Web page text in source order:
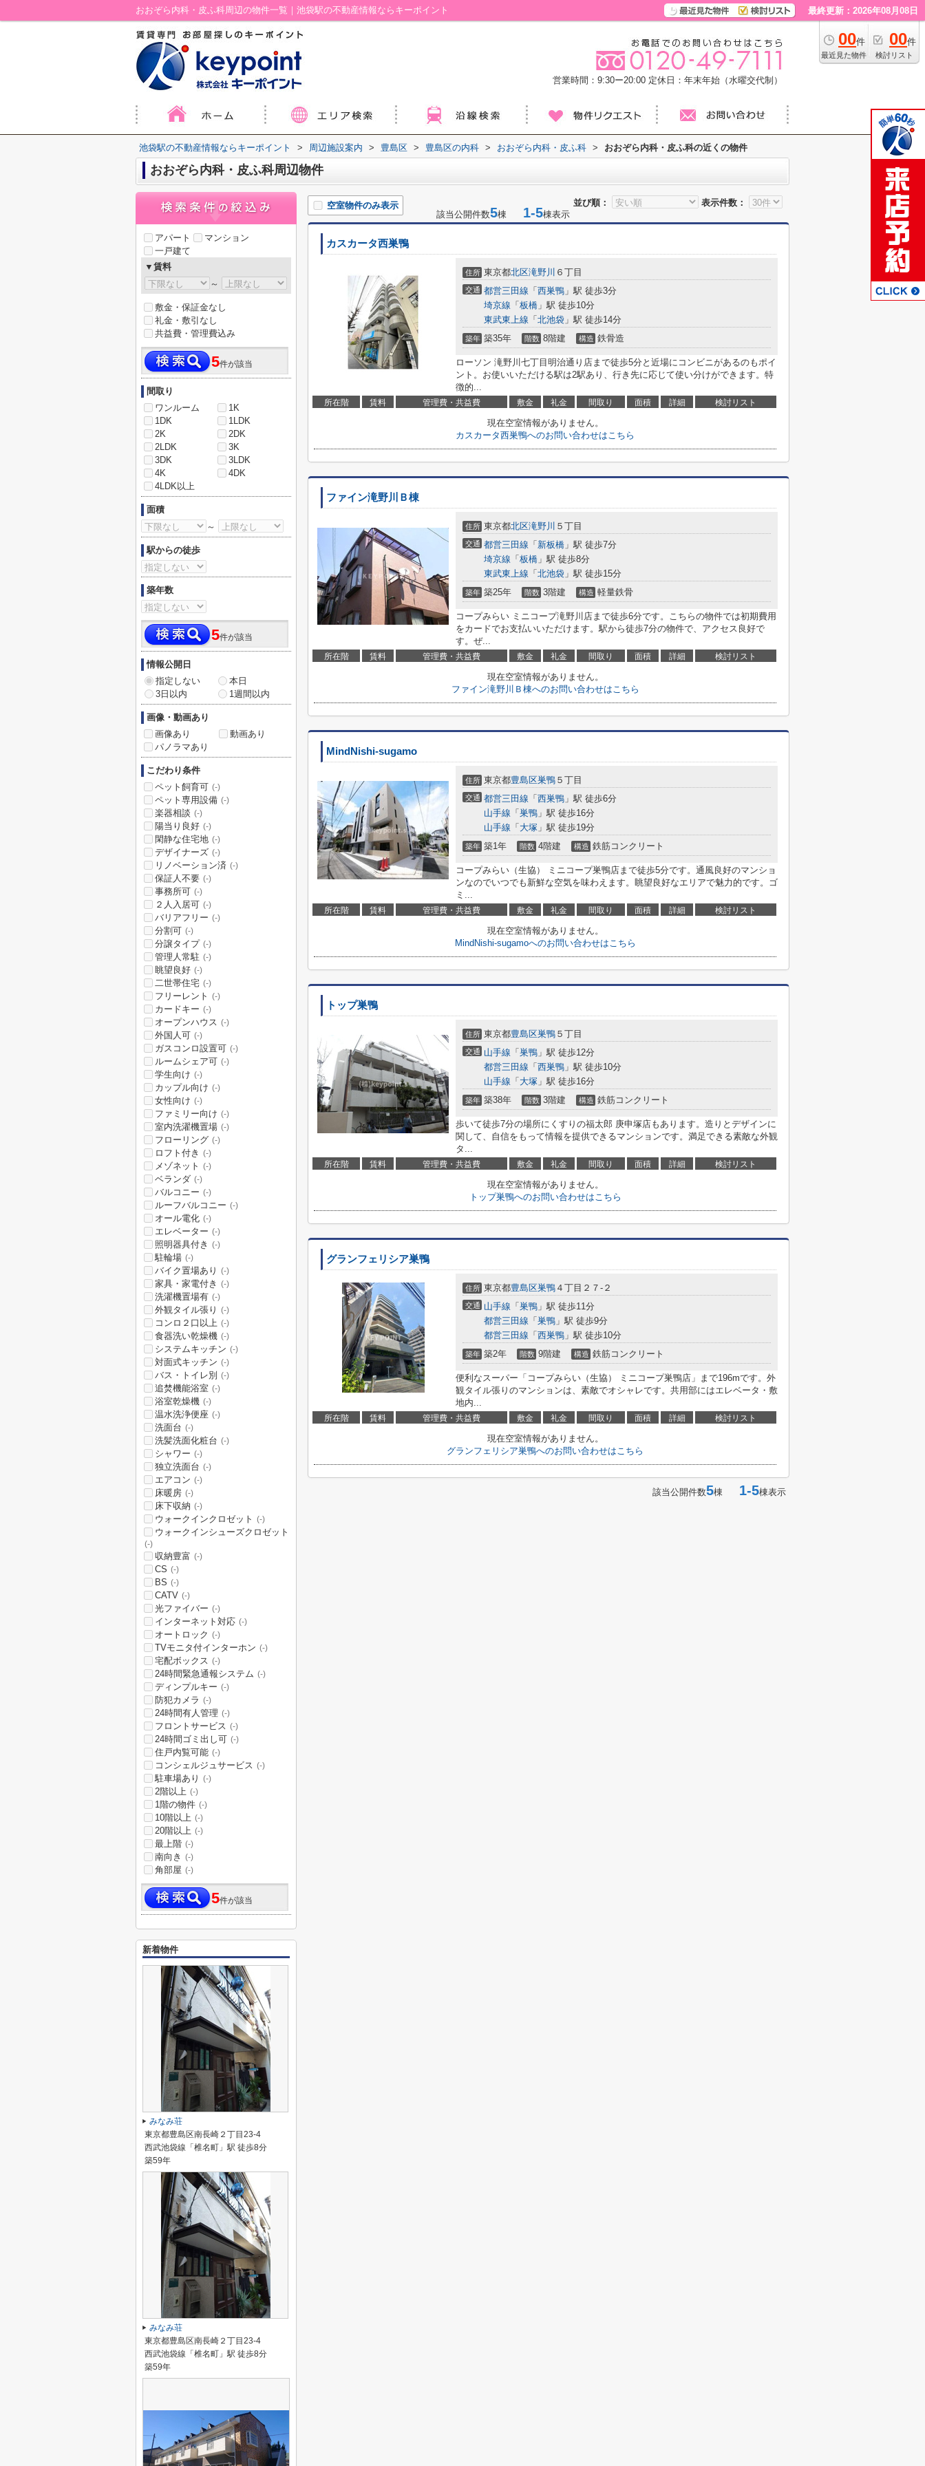
おおぞら内科・皮ふ科周辺の物件一覧｜池袋駅の不動産情報ならキーポイント 最終更新：2026年08月08日
00件
最近見た物件
00件
検討リスト
営業時間：9:30ー20:00 定休日：年末年始（水曜交代制）
池袋駅の不動産情報ならキーポイント > 周辺施設案内 > 豊島区 > 豊島区の内科 > おおぞら内科・皮ふ科 > おおぞら内科・皮ふ科の近くの物件
おおぞら内科・皮ふ科周辺物件
並び順： 表示件数：
空室物件のみ表示
該当公開件数5棟 1-5棟表示
カスカータ西巣鴨
住所 東京都北区滝野川 ６丁目
交通 都営三田線 「 西巣鴨 」駅 徒歩3分
埼京線 「 板橋 」駅 徒歩10分
東武東上線 「 北池袋 」駅 徒歩14分
築年 築35年 階数 8階建 構造 鉄骨造
ローソン 滝野川七丁目明治通り店まで徒歩5分と近場にコンビニがあるのもポイ
ント。お使いいただける駅は2駅あり、行き先に応じて使い分けができます。特
徴的...
所在階 賃料 管理費・共益費 敷金 礼金 間取り 面積 詳細 検討リスト
現在空室情報がありません。
カスカータ西巣鴨へのお問い合わせはこちら
ファイン滝野川Ｂ棟
住所 東京都北区滝野川 ５丁目
交通 都営三田線 「 新板橋 」駅 徒歩7分
埼京線 「 板橋 」駅 徒歩8分
東武東上線 「 北池袋 」駅 徒歩15分
築年 築25年 階数 3階建 構造 軽量鉄骨
コープみらい ミニコープ滝野川店まで徒歩6分です。こちらの物件では初期費用
をカードでお支払いいただけます。駅から徒歩7分の物件で、アクセス良好で
す。ぜ...
所在階 賃料 管理費・共益費 敷金 礼金 間取り 面積 詳細 検討リスト
現在空室情報がありません。
ファイン滝野川Ｂ棟へのお問い合わせはこちら
MindNishi-sugamo
住所 東京都豊島区巣鴨 ５丁目
交通 都営三田線 「 西巣鴨 」駅 徒歩6分
山手線 「 巣鴨 」駅 徒歩16分
山手線 「 大塚 」駅 徒歩19分
築年 築1年 階数 4階建 構造 鉄筋コンクリート
コープみらい（生協） ミニコープ巣鴨店まで徒歩5分です。通風良好のマンショ
ンなのでいつでも新鮮な空気を味わえます。眺望良好なエリアで魅力的です。ゴ
ミ...
所在階 賃料 管理費・共益費 敷金 礼金 間取り 面積 詳細 検討リスト
現在空室情報がありません。
MindNishi-sugamoへのお問い合わせはこちら
トップ巣鴨
住所 東京都豊島区巣鴨 ５丁目
交通 山手線 「 巣鴨 」駅 徒歩12分
都営三田線 「 西巣鴨 」駅 徒歩10分
山手線 「 大塚 」駅 徒歩16分
築年 築38年 階数 3階建 構造 鉄筋コンクリート
歩いて徒歩7分の場所にくすりの福太郎 庚申塚店もあります。造りとデザインに
関して、自信をもって情報を提供できるマンションです。満足できる素敵な外観
タ...
所在階 賃料 管理費・共益費 敷金 礼金 間取り 面積 詳細 検討リスト
現在空室情報がありません。
トップ巣鴨へのお問い合わせはこちら
グランフェリシア巣鴨
住所 東京都豊島区巣鴨 ４丁目２７-２
交通 山手線 「 巣鴨 」駅 徒歩11分
都営三田線 「 巣鴨 」駅 徒歩9分
都営三田線 「 西巣鴨 」駅 徒歩10分
築年 築2年 階数 9階建 構造 鉄筋コンクリート
便利なスーパー「コープみらい（生協） ミニコープ巣鴨店」まで196mです。外
観タイル張りのマンションは、素敵でオシャレです。共用部にはエレベータ・敷
地内...
所在階 賃料 管理費・共益費 敷金 礼金 間取り 面積 詳細 検討リスト
現在空室情報がありません。
グランフェリシア巣鴨へのお問い合わせはこちら
該当公開件数5棟 1-5棟表示
アパート
マンション
一戸建て
▼賃料
～
敷金・保証金なし
礼金・敷引なし
共益費・管理費込み
5件が該当
間取り
ワンルーム
1K
1DK
1LDK
2K
2DK
2LDK
3K
3DK
3LDK
4K
4DK
4LDK以上
面積
～
駅からの徒歩
築年数
5件が該当
情報公開日
指定しない
本日
3日以内
1週間以内
画像・動画あり
画像あり
動画あり
パノラマあり
こだわり条件
ペット飼育可 (-)
ペット専用設備 (-)
楽器相談 (-)
陽当り良好 (-)
閑静な住宅地 (-)
デザイナーズ (-)
リノベーション済 (-)
保証人不要 (-)
事務所可 (-)
２人入居可 (-)
バリアフリー (-)
分割可 (-)
分譲タイプ (-)
管理人常駐 (-)
眺望良好 (-)
二世帯住宅 (-)
フリーレント (-)
カードキー (-)
オープンハウス (-)
外国人可 (-)
ガスコンロ設置可 (-)
ルームシェア可 (-)
学生向け (-)
カップル向け (-)
女性向け (-)
ファミリー向け (-)
室内洗濯機置場 (-)
フローリング (-)
ロフト付き (-)
メゾネット (-)
ベランダ (-)
バルコニー (-)
ルーフバルコニー (-)
オール電化 (-)
エレベーター (-)
照明器具付き (-)
駐輪場 (-)
バイク置場あり (-)
家具・家電付き (-)
洗濯機置場有 (-)
外観タイル張り (-)
コンロ２口以上 (-)
食器洗い乾燥機 (-)
システムキッチン (-)
対面式キッチン (-)
バス・トイレ別 (-)
追焚機能浴室 (-)
浴室乾燥機 (-)
温水洗浄便座 (-)
洗面台 (-)
洗髪洗面化粧台 (-)
シャワー (-)
独立洗面台 (-)
エアコン (-)
床暖房 (-)
床下収納 (-)
ウォークインクロゼット (-)
ウォークインシューズクロゼット
(-)
収納豊富 (-)
CS (-)
BS (-)
CATV (-)
光ファイバー (-)
インターネット対応 (-)
オートロック (-)
TVモニタ付インターホン (-)
宅配ボックス (-)
24時間緊急通報システム (-)
ディンプルキー (-)
防犯カメラ (-)
24時間有人管理 (-)
フロントサービス (-)
24時間ゴミ出し可 (-)
住戸内覧可能 (-)
コンシェルジュサービス (-)
駐車場あり (-)
2階以上 (-)
1階の物件 (-)
10階以上 (-)
20階以上 (-)
最上階 (-)
南向き (-)
角部屋 (-)
5件が該当
新着物件
みなみ荘
東京都豊島区南長崎２丁目23-4
西武池袋線「椎名町」駅 徒歩8分
築59年
みなみ荘
東京都豊島区南長崎２丁目23-4
西武池袋線「椎名町」駅 徒歩8分
築59年